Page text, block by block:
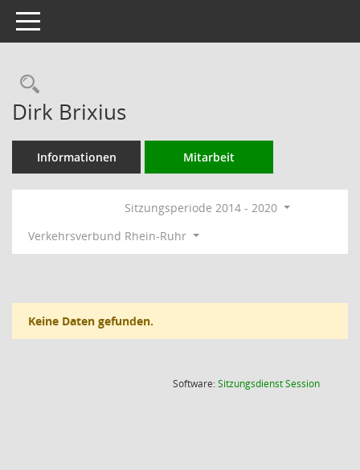
Toggle navigation
Rechercheauswahl
Dirk Brixius
Informationen Mitarbeit
Sitzungsperiode 2014 - 2020
Verkehrsverbund Rhein-Ruhr
Keine Daten gefunden.
Software:SitzungsdienstSession(Wird in